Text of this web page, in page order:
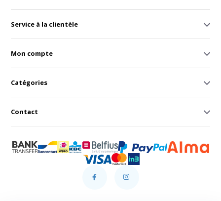
Service à la clientèle
Mon compte
Catégories
Contact